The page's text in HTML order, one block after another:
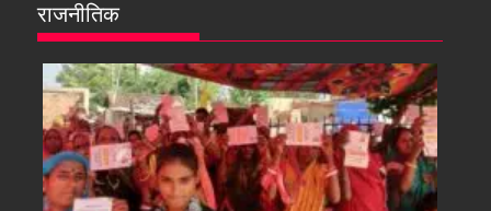
राजनीतिक